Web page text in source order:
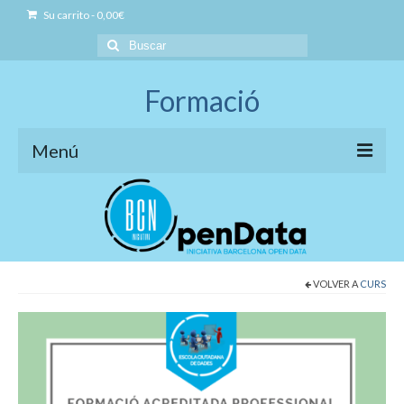
Su carrito- 0,00€
Buscar
por:
Formació
Menú
Iniciativa BCN OpenData
Model de formació
Formació Professional Acreditada
Governança Open Data
Business Open Data
VOLVER A CURS